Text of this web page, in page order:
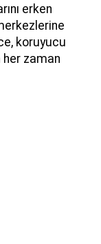
erken
koruyucu
her zaman